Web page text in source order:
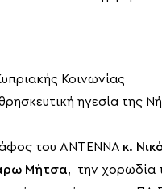
Κοινωνίας
ηγεσία της
του ANTENNA κ.
Μήτσα, την χορωδία